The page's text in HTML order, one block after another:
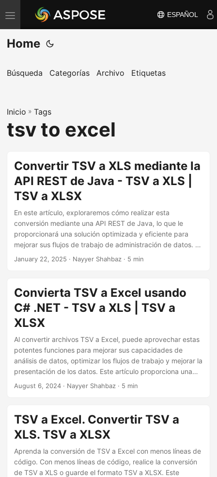
A
l
t
r
r
n
a
a
ESPAÑOL
Home
Búsqueda Categorías Archivo Etiquetas
Inicio » Tags
tsv to excel
Convertir TSV a XLS mediante la
API REST de Java - TSV a XLS |
TSV a XLSX
En este artículo, exploraremos cómo realizar esta
conversión mediante una API REST de Java, lo que le
proporcionará una solución optimizada y eficiente para
mejorar sus flujos de trabajo de administración de datos. La
conversión de TSV a XLS le permite aprovechar las
fáciles de interpretar y compartir.
January 22, 2025 · Nayyer Shahbaz · 5 min
Convierta TSV a Excel usando
C# .NET - TSV a XLS | TSV a
XLSX
Al convertir archivos TSV a Excel, puede aprovechar estas
potentes funciones para mejorar sus capacidades de
análisis de datos, optimizar los flujos de trabajo y mejorar la
presentación de los datos. Este artículo proporciona una
guía completa sobre cómo realizar esta conversión usando
August 6, 2024 · Nayyer Shahbaz · 5 min
TSV a Excel. Convertir TSV a
XLS. TSV a XLSX
Aprenda la conversión de TSV a Excel con menos líneas de
código. Con menos líneas de código, realice la conversión
de TSV a XLS o guarde el formato TSV a XLSX. Este